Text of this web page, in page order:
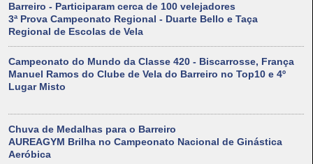
Barreiro - Participaram cerca de 100 velejadores
3ª Prova Campeonato Regional - Duarte Bello e Taça
Regional de Escolas de Vela
Campeonato do Mundo da Classe 420 - Biscarrosse, França
Manuel Ramos do Clube de Vela do Barreiro no Top10 e 4º
Lugar Misto
Chuva de Medalhas para o Barreiro
AUREAGYM Brilha no Campeonato Nacional de Ginástica
Aeróbica